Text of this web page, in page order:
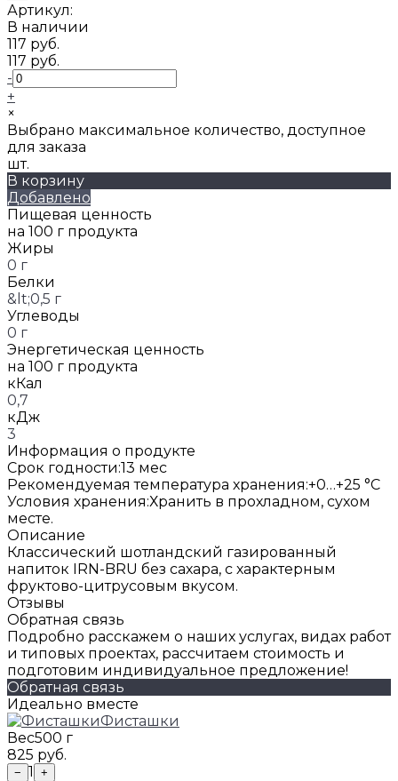
Артикул:
В наличии
117 руб.
117 руб.
-
+
×
Выбрано максимальное количество, доступное
для заказа
шт.
В корзину
Добавлено
Пищевая ценность
на 100 г продукта
Жиры
0 г
Белки
&lt;0,5 г
Углеводы
0 г
Энергетическая ценность
на 100 г продукта
кКал
0,7
кДж
3
Информация о продукте
Срок годности:13 мес
Рекомендуемая температура хранения:+0…+25 °C
Условия хранения:Хранить в прохладном, сухом
месте.
Описание
Классический шотландский газированный
напиток IRN-BRU без сахара, с характерным
фруктово-цитрусовым вкусом.
Отзывы
Обратная связь
Подробно расскажем о наших услугах, видах работ
и типовых проектах, рассчитаем стоимость и
подготовим индивидуальное предложение!
Обратная связь
Идеально вместе
Фисташки
Вес500 г
825 руб.
− 1 +